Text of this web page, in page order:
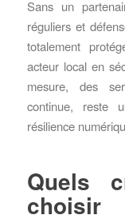
Sans un
réguliers et
totalement
acteur local en
mesure, des
continue, reste
résilience
Quels